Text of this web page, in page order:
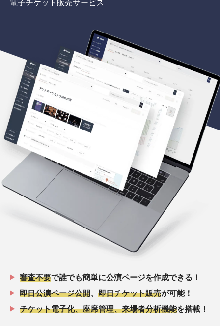
電子チケット販売サービス
審査不要で誰でも簡単に公演ページを作成できる！
即日公演ページ公開、 即日チケット販売が可能！
チケット電子化、座席管理、来場者分析機能を搭載！